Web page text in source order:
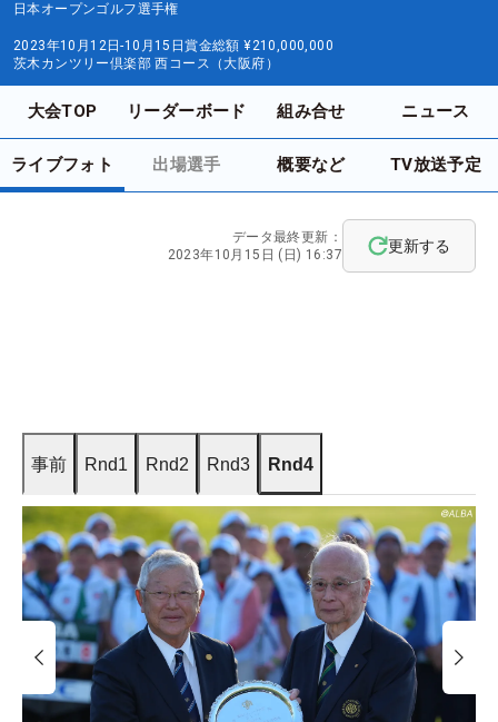
日本オープンゴルフ選手権
2023年10月12日-10月15日賞金総額 ¥210,000,000
茨木カンツリー倶楽部 西コース（大阪府）
大会TOP リーダーボード 組み合せ ニュース
ライブフォト 出場選手 概要など TV放送予定
データ最終更新：
2023年10月15日 (日) 16:37
更新する
事前 Rnd1 Rnd2 Rnd3 Rnd4